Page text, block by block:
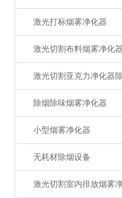
激光打标烟雾净化器
激光切割布料烟雾净化器
除烟除味烟雾净化器
小型烟雾净化器
无耗材除烟设备
激光切割室内排放烟雾